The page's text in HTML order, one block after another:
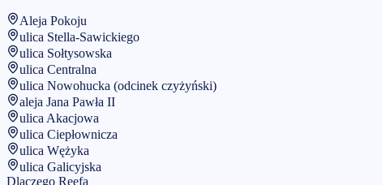
Aleja Pokoju
ulica Stella-Sawickiego
ulica Sołtysowska
ulica Centralna
ulica Nowohucka (odcinek czyżyński)
aleja Jana Pawła II
ulica Akacjowa
ulica Ciepłownicza
ulica Wężyka
ulica Galicyjska
Dlaczego Reefa